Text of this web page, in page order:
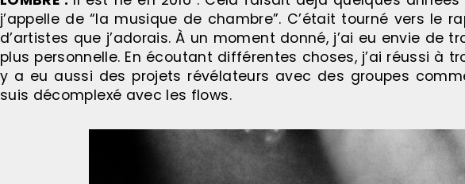
j’appelle de “la musique de chambre”. C’était tourné vers le
d’artistes que j’adorais. À un moment donné, j’ai eu envie de
plus personnelle. En écoutant différentes choses, j’ai réussi à
y a eu aussi des projets révélateurs avec des groupes
suis décomplexé avec les flows.